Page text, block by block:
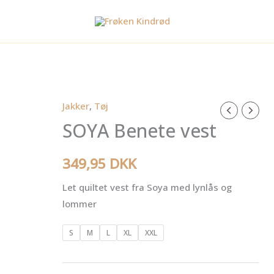
Jakker, Tøj
SOYA Benete vest
349,95 DKK
Let quiltet vest fra Soya med lynlås og
lommer
S M L XL XXL
SOYA
Benete
antal